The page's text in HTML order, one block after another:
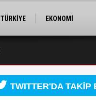
TÜRKİYE
EKONOMİ
TWITTER'DA TAKİP